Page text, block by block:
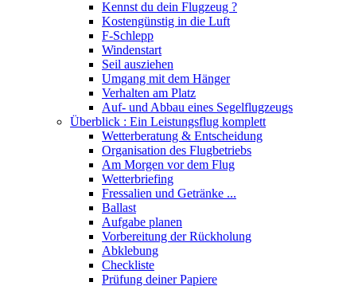
Kennst du dein Flugzeug ?
Kostengünstig in die Luft
F-Schlepp
Windenstart
Seil ausziehen
Umgang mit dem Hänger
Verhalten am Platz
Auf- und Abbau eines Segelflugzeugs
Überblick : Ein Leistungsflug komplett
Wetterberatung & Entscheidung
Organisation des Flugbetriebs
Am Morgen vor dem Flug
Wetterbriefing
Fressalien und Getränke ...
Ballast
Aufgabe planen
Vorbereitung der Rückholung
Abklebung
Checkliste
Prüfung deiner Papiere